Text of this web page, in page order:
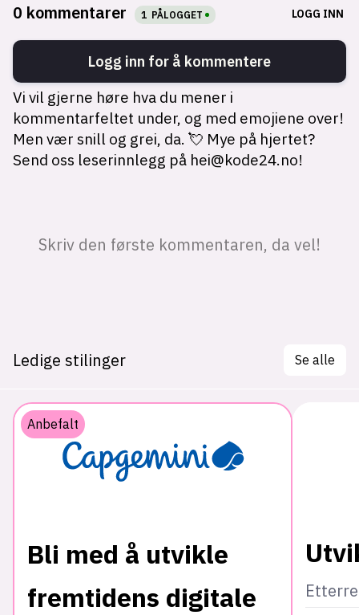
Ledige stilinger Se alle
Anbefalt
Bli med å utvikle
fremtidens digitale